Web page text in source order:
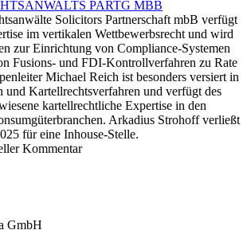
PARTG MBB
Solicitors Partnerschaft mbB verfügt
im vertikalen Wettbewerbsrecht und wird
zur Einrichtung von Compliance-Systemen
Fusions- und FDI-Kontrollverfahren zu Rate
Michael Reich ist besonders versiert in
und Kartellrechtsverfahren und verfügt des
kartellrechtliche Expertise in den
Arkadius Strohoff verließt
für eine Inhouse-Stelle.
Kommentar
GmbH